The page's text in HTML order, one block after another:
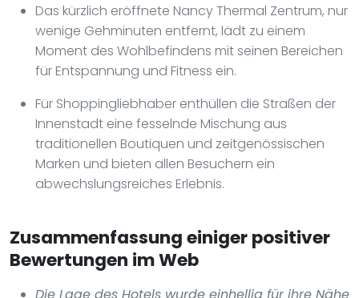
Das kürzlich eröffnete Nancy Thermal Zentrum, nur
wenige Gehminuten entfernt, lädt zu einem
Moment des Wohlbefindens mit seinen Bereichen
für Entspannung und Fitness ein.
Für Shoppingliebhaber enthüllen die Straßen der
Innenstadt eine fesselnde Mischung aus
traditionellen Boutiquen und zeitgenössischen
Marken und bieten allen Besuchern ein
abwechslungsreiches Erlebnis.
Zusammenfassung einiger positiver
Bewertungen im Web
Die Lage des Hotels wurde einhellig für ihre Nähe